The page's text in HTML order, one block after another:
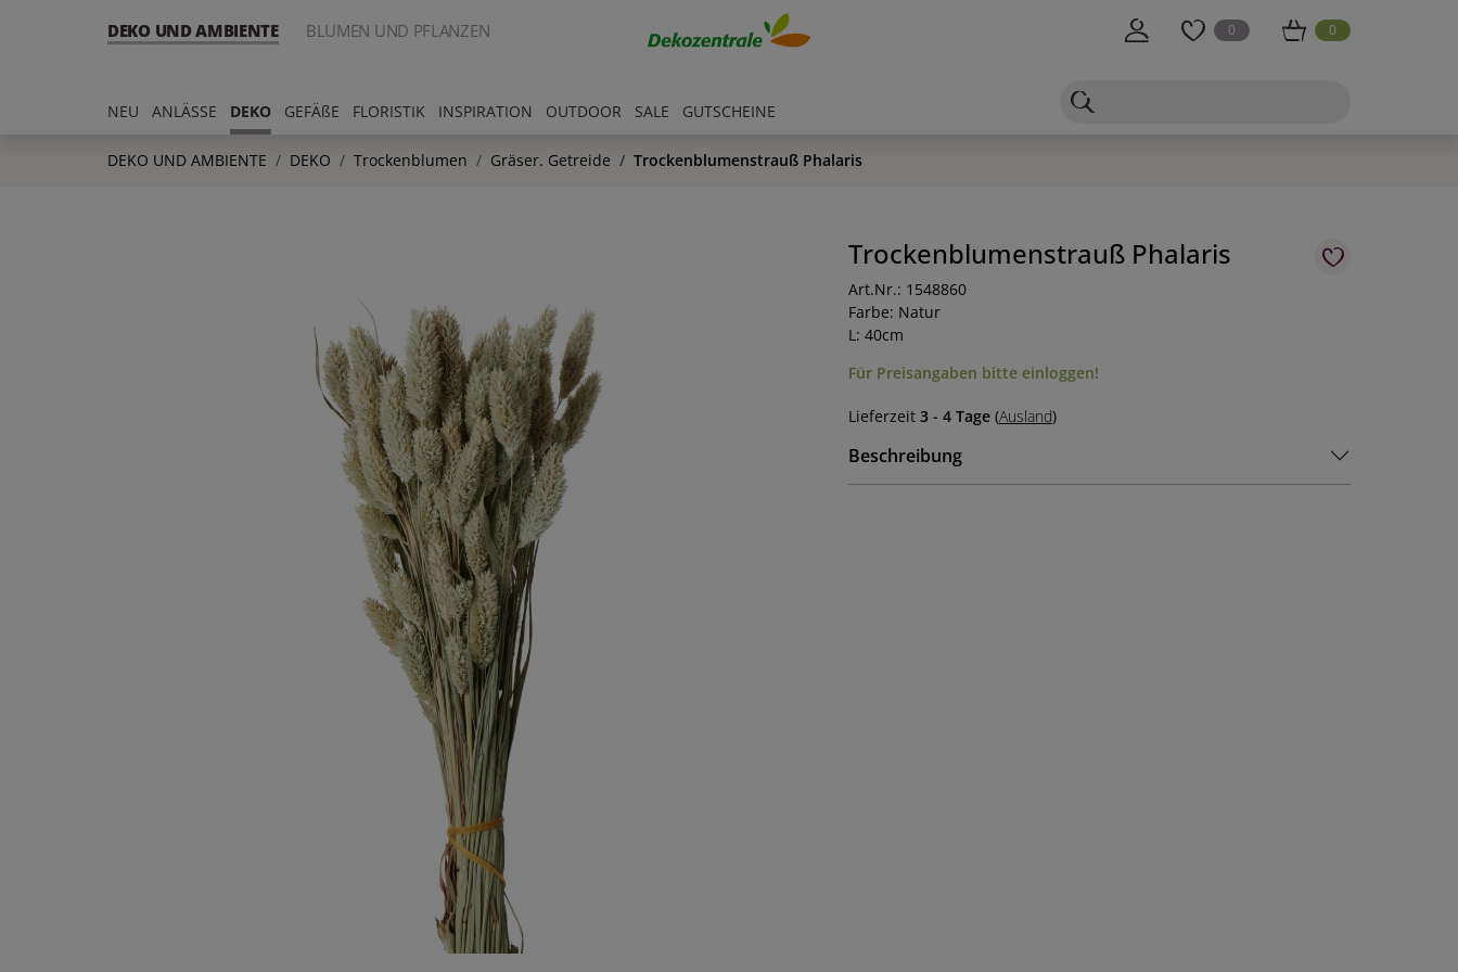
DEKO UND AMBIENTE BLUMEN UND PFLANZEN 0 0
NEU ANLÄSSE DEKO GEFÄßE FLORISTIK INSPIRATION OUTDOOR SALE GUTSCHEINE
DEKO UND AMBIENTE DEKO Trockenblumen Gräser. Getreide Trockenblumenstrauß Phalaris
Trockenblumenstrauß Phalaris
Art.Nr.: 1548860
Farbe: Natur
L: 40cm
Für Preisangaben bitte einloggen!
Lieferzeit 3 - 4 Tage(Ausland)
Beschreibung